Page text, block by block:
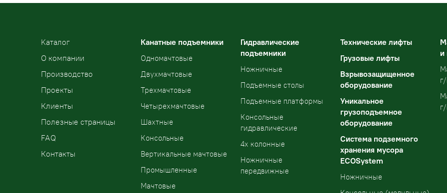
Kаталог
О компании
Производство
Проекты
Клиенты
Полезные страницы
FAQ
Контакты
Канатные подъемники
Одномачтовые
Двухмачтовые
Трехмачтовые
Четырехмачтовые
Шахтные
Консольные
Вертикальные мачтовые
Промышленные
Мачтовые
Гидравлические
подъемники
Ножничные
Подъемные столы
Подъемные платформы
Консольные
гидравлические
4х колонные
Ножничные
передвижные
Технические лифты
Грузовые лифты
Взрывозащищенное
оборудование
Уникальное
грузоподъемное
оборудование
Система подземного
хранения мусора
ECOSystem
Ножничные
и